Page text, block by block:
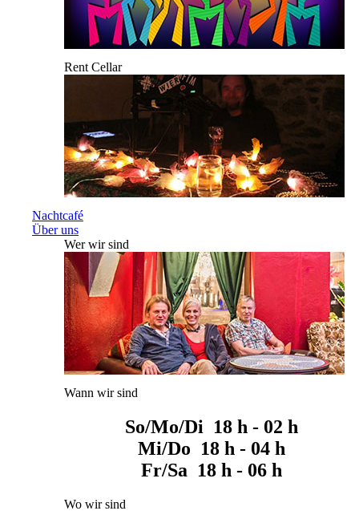
Rent Cellar
Nachtcafé
Über uns
Wer wir sind
Wann wir sind
So/Mo/Di 18 h - 02 h
Mi/Do 18 h - 04 h
Fr/Sa 18 h - 06 h
Wo wir sind